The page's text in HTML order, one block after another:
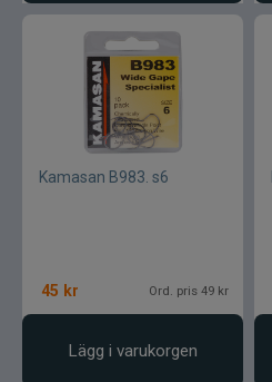
Kamasan B983. s6
45 kr Ord. pris 49 kr
Lägg i varukorgen